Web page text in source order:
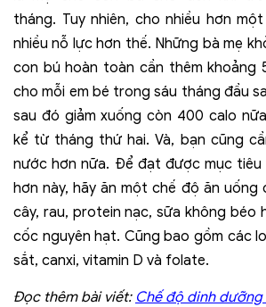
tháng. Tuy nhiên, cho nhiều hơn
nhiều nỗ lực hơn thế. Những bà mẹ
con bú hoàn toàn cần thêm khoảng
cho mỗi em bé trong sáu tháng đầu
sau đó giảm xuống còn 400 calo
kể từ tháng thứ hai. Và, bạn cũng
nước hơn nữa. Để đạt được mục tiêu
hơn này, hãy ăn một chế độ ăn uống
cây, rau, protein nạc, sữa không béo
cốc nguyên hạt. Cũng bao gồm các
sắt, canxi, vitamin D và folate.
Đọc thêm bài viết: Chế độ dinh